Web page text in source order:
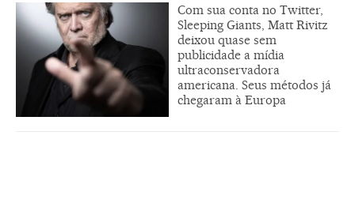
Com sua conta no Twitter,
Sleeping Giants, Matt Rivitz
deixou quase sem
publicidade a mídia
ultraconservadora
americana. Seus métodos já
chegaram à Europa